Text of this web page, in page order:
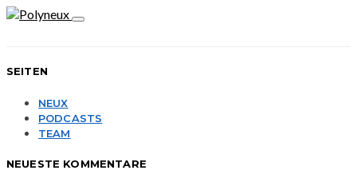
SEITEN
NEUX
PODCASTS
TEAM
NEUESTE KOMMENTARE